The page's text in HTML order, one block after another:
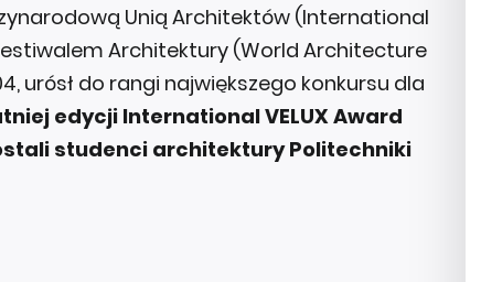
Unią Architektów (International
Architektury (World Architecture
urósł do rangi największego konkursu dla
edycji International VELUX Award
studenci architektury Politechniki